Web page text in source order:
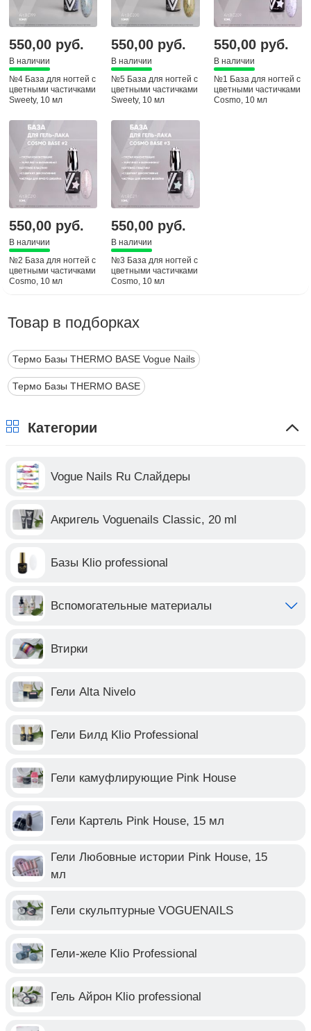
550,00 руб.
В наличии
№4 База для ногтей с
цветными частичками
Sweety, 10 мл
550,00 руб.
В наличии
№5 База для ногтей с
цветными частичками
Sweety, 10 мл
550,00 руб.
В наличии
№1 База для ногтей с
цветными частичками
Cosmo, 10 мл
550,00 руб.
В наличии
№2 База для ногтей с
цветными частичками
Cosmo, 10 мл
550,00 руб.
В наличии
№3 База для ногтей с
цветными частичками
Cosmo, 10 мл
Товар в подборках
Термо Базы THERMO BASE Vogue Nails
Термо Базы THERMO BASE
Категории
Vogue Nails Ru Слайдеры
Акригель Voguenails Classic, 20 ml
Базы Klio professional
Вспомогательные материалы
Втирки
Гели Alta Nivelo
Гели Билд Klio Professional
Гели камуфлирующие Pink House
Гели Картель Pink House, 15 мл
Гели Любовные истории Pink House, 15
мл
Гели скульптурные VOGUENAILS
Гели-желе Klio Professional
Гель Айрон Klio professional